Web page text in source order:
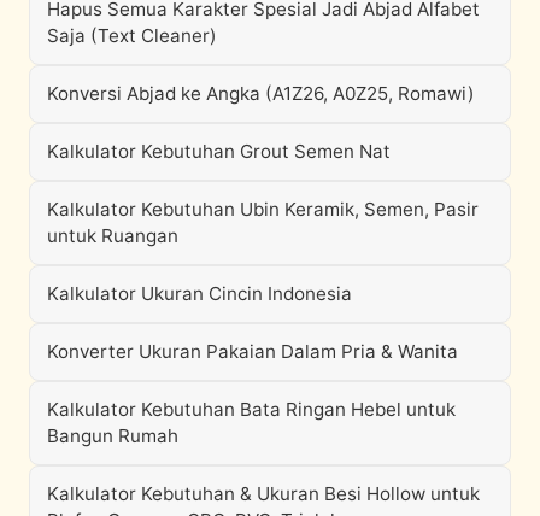
Hapus Semua Karakter Spesial Jadi Abjad Alfabet
Saja (Text Cleaner)
Konversi Abjad ke Angka (A1Z26, A0Z25, Romawi)
Kalkulator Kebutuhan Grout Semen Nat
Kalkulator Kebutuhan Ubin Keramik, Semen, Pasir
untuk Ruangan
Kalkulator Ukuran Cincin Indonesia
Konverter Ukuran Pakaian Dalam Pria & Wanita
Kalkulator Kebutuhan Bata Ringan Hebel untuk
Bangun Rumah
Kalkulator Kebutuhan & Ukuran Besi Hollow untuk